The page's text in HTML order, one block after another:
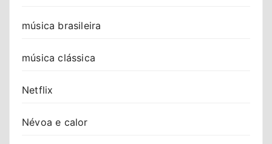
música brasileira
música clássica
Netflix
Névoa e calor